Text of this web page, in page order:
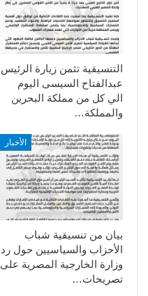
التنسيقية تثمن زيارة الرئيس
عبدالفتاح السيسى اليوم
الي كل من مملكة البحرين
والمملكة…
الأخبار
بيان من تنسيقية شباب
الأحزاب والسياسيين حول رد
وزارة الخارجية المصرية على
تصريحات…